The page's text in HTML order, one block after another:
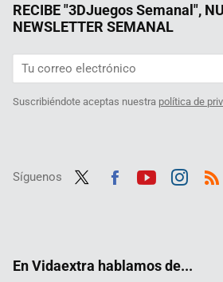
RECIBE "3DJuegos Semanal",
NEWSLETTER SEMANAL
Suscribiéndote aceptas nuestra política de
Síguenos
En Vidaextra hablamos de...